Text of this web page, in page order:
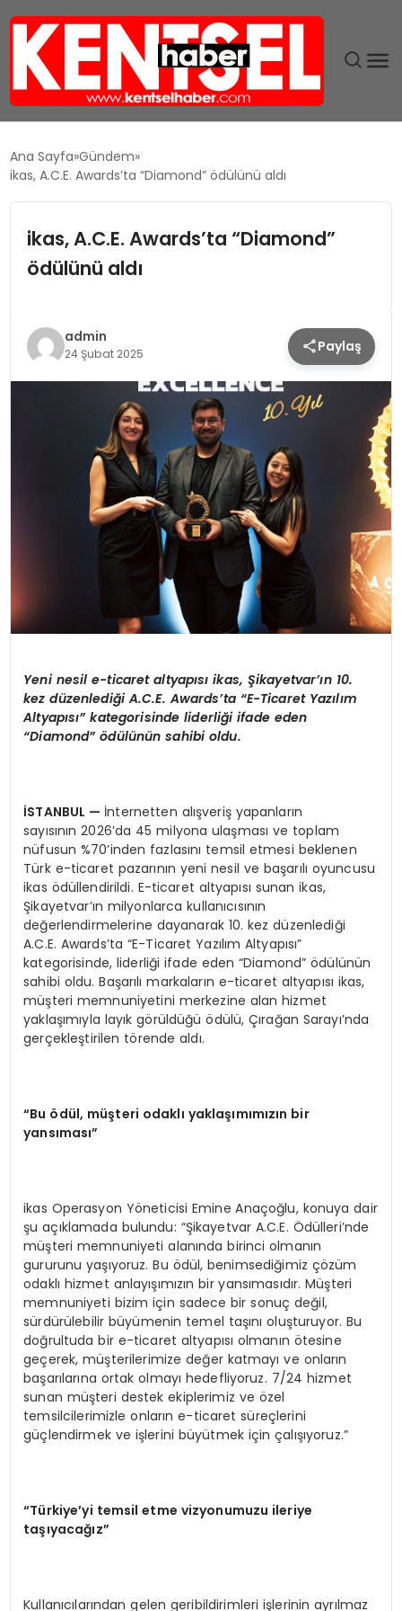
EKONOMI
TEKNOLOJI
MAGAZIN
KÜLTÜR & SANAT
Ana Sayfa Gündem
ikas, A.C.E. Awards’ta “Diamond” ödülünü aldı
ikas, A.C.E. Awards’ta “Diamond”
ödülünü aldı
admin
24 Şubat 2025 Paylaş
Yeni nesil e-ticaret altyapısıikas, Şikayetvar’ın 10.
kez düzenlediği A.C.E. Awards’ta “E-Ticaret Yazılım
Altyapısı”kategorisinde liderliği ifade eden
“Diamond” ödülünün sahibi oldu.
İSTANBUL — İnternetten alışveriş yapanların
sayısının 2026’da 45 milyona ulaşması ve toplam
nüfusun %70’inden fazlasını temsil etmesi beklenen
Türk e-ticaret pazarının yeni nesil ve başarılı oyuncusu
ikas ödüllendirildi. E-ticaret altyapısı sunan ikas,
Şikayetvar’ın milyonlarca kullanıcısının
değerlendirmelerine dayanarak 10. kez düzenlediği
A.C.E. Awards’ta “E-Ticaret Yazılım Altyapısı”
kategorisinde, liderliği ifade eden “Diamond” ödülünün
sahibi oldu. Başarılı markaların e-ticaret altyapısı ikas,
müşteri memnuniyetini merkezine alan hizmet
yaklaşımıyla layık görüldüğü ödülü, Çırağan Sarayı’nda
gerçekleştirilen törende aldı.
“Bu ödül, müşteri odaklı yaklaşımımızın bir
yansıması”
ikas Operasyon Yöneticisi Emine Anaçoğlu, konuya dair
şu açıklamada bulundu: “Şikayetvar A.C.E. Ödülleri’nde
müşteri memnuniyeti alanında birinci olmanın
gururunu yaşıyoruz. Bu ödül, benimsediğimiz çözüm
odaklı hizmet anlayışımızın bir yansımasıdır. Müşteri
memnuniyeti bizim için sadece bir sonuç değil,
sürdürülebilir büyümenin temel taşını oluşturuyor. Bu
doğrultuda bir e-ticaret altyapısı olmanın ötesine
geçerek, müşterilerimize değer katmayı ve onların
başarılarına ortak olmayı hedefliyoruz. 7/24 hizmet
sunan müşteri destek ekiplerimiz ve özel
temsilcilerimizle onların e-ticaret süreçlerini
güçlendirmek ve işlerini büyütmek için çalışıyoruz.”
“Türkiye’yi temsil etme vizyonumuzu ileriye
taşıyacağız”
Kullanıcılarından gelen geribildirimleri işlerinin ayrılmaz